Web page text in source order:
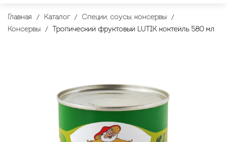
Главная Каталог
Специи, соусы, консервы
Консервы
Тропический фруктовый LUTIK коктейль 580 мл